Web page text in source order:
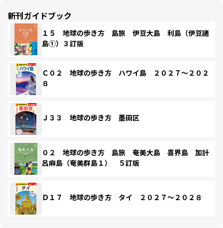
新刊ガイドブック
１５ 地球の歩き方 島旅 伊豆大島 利島（伊豆諸
島①）３訂版
Ｃ０２ 地球の歩き方 ハワイ島 ２０２７～２０２
８
Ｊ３３ 地球の歩き方 墨田区
０２ 地球の歩き方 島旅 奄美大島 喜界島 加計
呂麻島（奄美群島１） ５訂版
Ｄ１７ 地球の歩き方 タイ ２０２７～２０２８